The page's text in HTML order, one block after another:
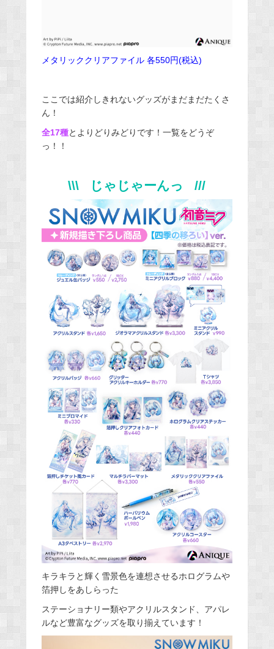
メタリッククリアファイル 各550円(税込)
ここでは紹介しきれないグッズがまだまだたくさ
ん！
全17種とよりどりみどりです！一覧をどうぞ
っ！！
\\\ じゃじゃーんっ ///
キラキラと輝く雪景色を連想させるホログラムや
箔押しをあしらった
ステーショナリー類やアクリルスタンド、アパレ
ルなど豊富なグッズを取り揃えています！